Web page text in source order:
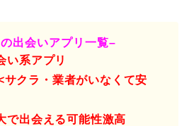
出会いアプリ一覧–
い系アプリ
サクラ・業者がいなくて安
で出会える可能性激高